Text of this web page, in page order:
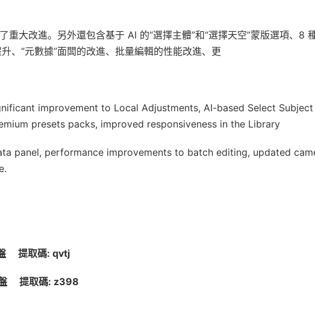
重大改進。另外還包含基于 AI 的“選擇主體”和“選擇天空”蒙版選項、8
、“元數據”面闆的改進、批量編輯的性能改進、更
improvement to Local Adjustments, AI-based Select
presets packs, improved responsiveness in the Library
panel, performance improvements to batch editing, updated
提取碼: qvtj
提取碼: z398